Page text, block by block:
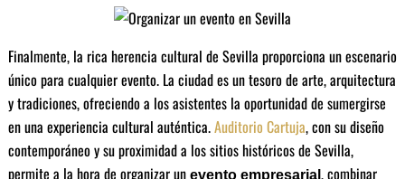
Finalmente, la rica herencia cultural de Sevilla proporciona un escenario
único para cualquier evento. La ciudad es un tesoro de arte, arquitectura
y tradiciones, ofreciendo a los asistentes la oportunidad de sumergirse
en una experiencia cultural auténtica.Auditorio Cartuja, con su diseño
contemporáneo y su proximidad a los sitios históricos de Sevilla,
permite a la hora de organizar un evento empresarial , combinar